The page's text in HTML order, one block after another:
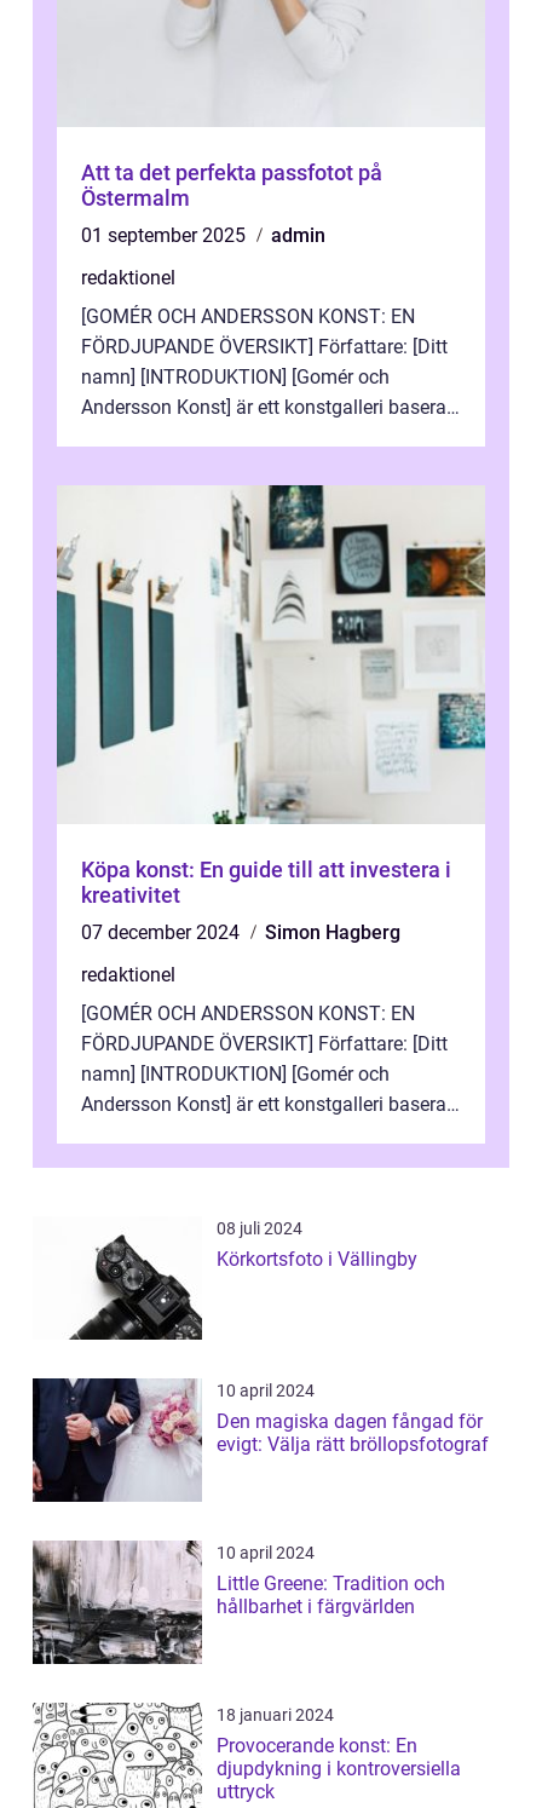
Att ta det perfekta passfotot på
Östermalm
01 september 2025
admin
redaktionel
[GOMÉR OCH ANDERSSON KONST: EN
FÖRDJUPANDE ÖVERSIKT] Författare: [Ditt
namn] [INTRODUKTION] [Gomér och
Andersson Konst] är ett konstgalleri baserat
Köpa konst: En guide till att investera i
kreativitet
07 december 2024
Simon Hagberg
redaktionel
[GOMÉR OCH ANDERSSON KONST: EN
FÖRDJUPANDE ÖVERSIKT] Författare: [Ditt
namn] [INTRODUKTION] [Gomér och
Andersson Konst] är ett konstgalleri baserat
och sälj...
08 juli 2024
Körkortsfoto i Vällingby
10 april 2024
Den magiska dagen fångad för
evigt: Välja rätt bröllopsfotograf
10 april 2024
Little Greene: Tradition och
hållbarhet i färgvärlden
18 januari 2024
Provocerande konst: En
djupdykning i kontroversiella
uttryck